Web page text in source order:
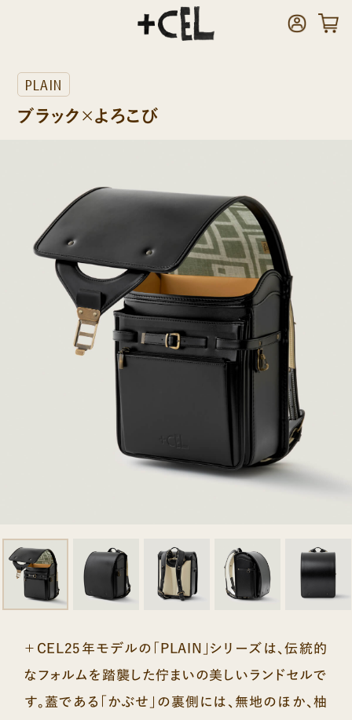
PLAIN
ブラック×よろこび
＋CEL25年モデルの「PLAIN」シリーズは、伝統的
なフォルムを踏襲した佇まいの美しいランドセルで
す。蓋である「かぶせ」の裏側には、無地のほか、柚